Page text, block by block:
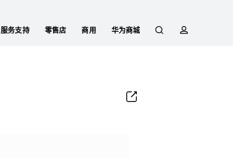
服务支持 零售店 商用 华为商城